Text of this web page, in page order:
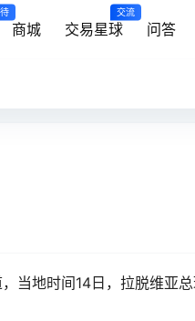
商城 交易星球
交流
问答
当地时间14日，拉脱维亚